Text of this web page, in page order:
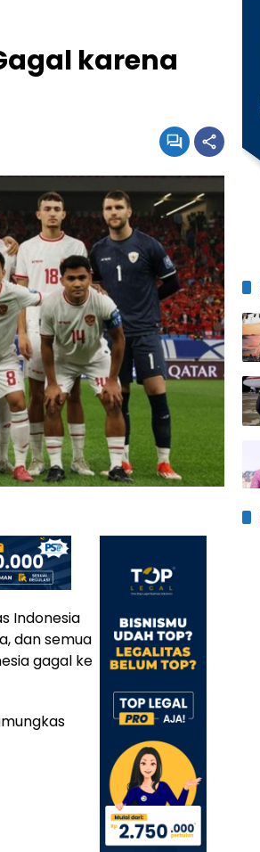
karena
Indonesia
dan semua
gagal ke